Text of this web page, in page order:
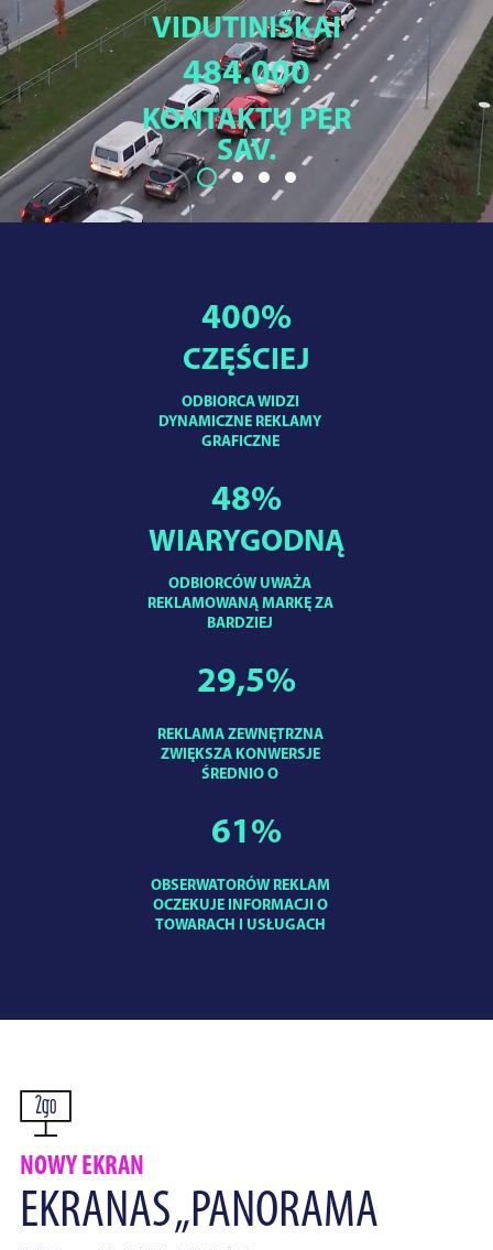
VIDUTINIŠKAI
484.000
KONTAKTŲ PER
SAV.
ODBIORCA WIDZI
DYNAMICZNE REKLAMY
GRAFICZNE
400%
CZĘŚCIEJ
ODBIORCÓW UWAŻA
REKLAMOWANĄ MARKĘ ZA
BARDZIEJ
48%
WIARYGODNĄ
REKLAMA ZEWNĘTRZNA
ZWIĘKSZA KONWERSJE
ŚREDNIO O
29,5%
OBSERWATORÓW REKLAM
OCZEKUJE INFORMACJI O
TOWARACH I USŁUGACH
61%
NOWY EKRAN
EKRANAS „PANORAMA